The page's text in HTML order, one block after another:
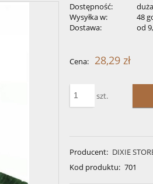
Dostępność:
Wysyłka w:
48
Dostawa:
od
płatności
Cena: 28,29 zł
szt.
Producent: DIXIE
Kod produktu: 701